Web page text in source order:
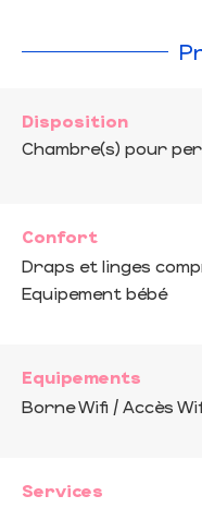
Disposition
Chambre(s) pour
Confort
Draps et linges
Equipement bébé
Equipements
Borne Wifi / Accès
Services